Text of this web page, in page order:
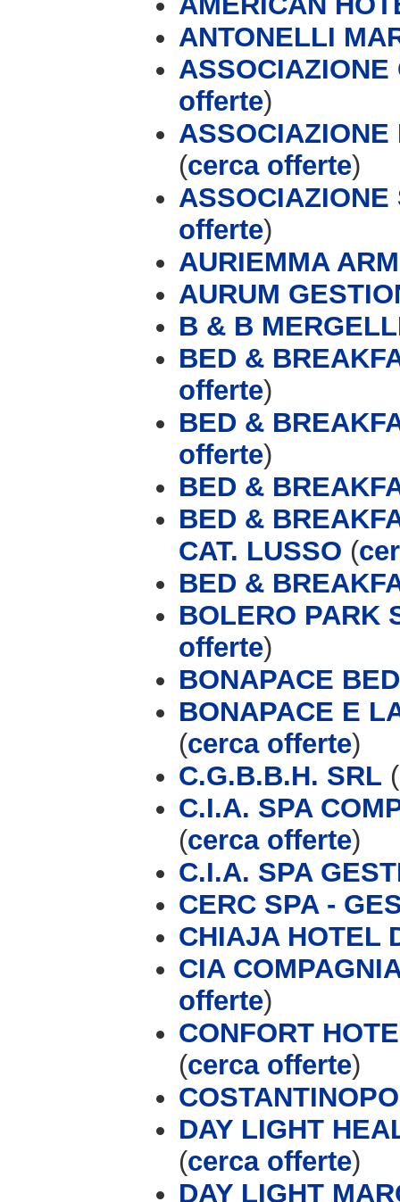
ANTONELLI
ASSOCIAZIONE
offerte)
ASSOCIAZIONE
(cerca offerte)
offerte)
AURIEMMA
AURUM
B & B
BED &
offerte)
BED &
offerte)
BED &
BED &
CAT. LUSSO (
BED &
BOLERO PARK
offerte)
BONAPACE
BONAPACE E
(cerca offerte)
C.G.B.B.H. SRL (
C.I.A. SPA
(cerca offerte)
C.I.A. SPA
CERC SPA -
CHIAJA HOTEL
CIA
offerte)
CONFORT
(cerca offerte)
DAY LIGHT
(cerca offerte)
DAY LIGHT